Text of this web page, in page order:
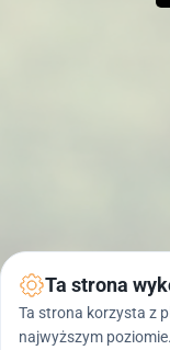
Ta strona
Ta strona korzysta z
najwyższym